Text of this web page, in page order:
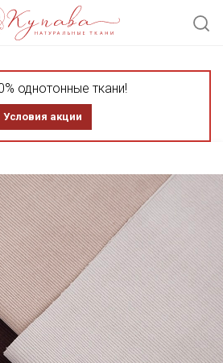
однотонные ткани!
Условия акции